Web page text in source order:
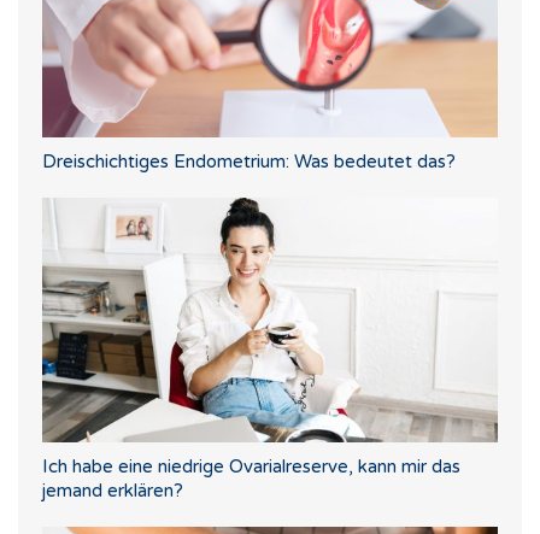
Dreischichtiges Endometrium: Was bedeutet das?
Ich habe eine niedrige Ovarialreserve, kann mir das
jemand erklären?